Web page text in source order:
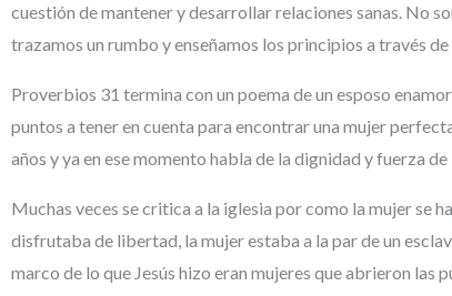
cuestión de mantener y desarrollar relaciones sanas. No
trazamos un rumbo y enseñamos los principios a través
Proverbios 31 termina con un poema de un esposo
puntos a tener en cuenta para encontrar una mujer
años y ya en ese momento habla de la dignidad y fuerza
Muchas veces se critica a la iglesia por como la mujer se
disfrutaba de libertad, la mujer estaba a la par de un
marco de lo que Jesús hizo eran mujeres que abrieron las